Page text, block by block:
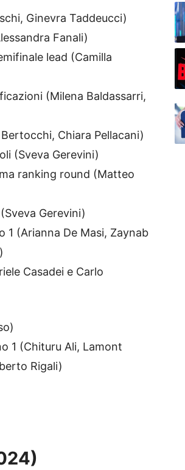
Ginevra Taddeucci)
Fanali)
lead (Camilla
(Milena Baldassarri,
Chiara Pellacani)
(Sveva Gerevini)
ranking round (Matteo
Gerevini)
1 (Arianna De Masi, Zaynab
Casadei e Carlo
1 (Chituru Ali, Lamont
Rigali)